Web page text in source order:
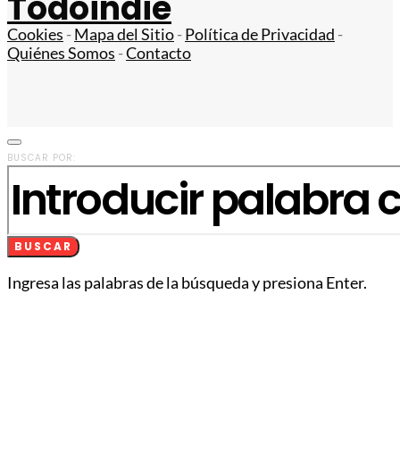
Cookies -Mapa del Sitio-Política de Privacidad -
Quiénes Somos -Contacto
BUSCAR POR:
BUSCAR
Ingresa las palabras de la búsqueda y presiona Enter.